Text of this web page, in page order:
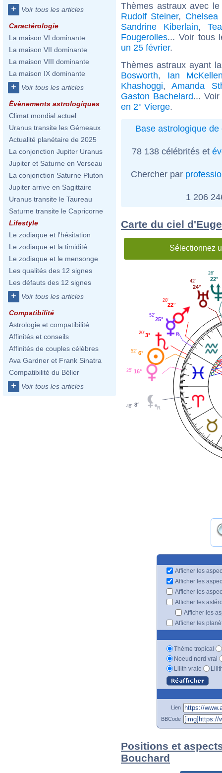
+ Voir tous les articles
Caractérologie
La maison VI dominante
La maison VII dominante
La maison VIII dominante
La maison IX dominante
+ Voir tous les articles
Évènements astrologiques
Climat mondial actuel
Uranus transite les Gémeaux
Actualité planétaire de 2025
La conjonction Jupiter Uranus
Jupiter et Saturne en Verseau
La conjonction Saturne Pluton
Jupiter arrive en Sagittaire
Uranus transite le Taureau
Saturne transite le Capricorne
Lifestyle
Le zodiaque et l'hésitation
Le zodiaque et la timidité
Le zodiaque et le mensonge
Les qualités des 12 signes
Les défauts des 12 signes
+ Voir tous les articles
Compatibilité
Astrologie et compatibilité
Affinités et conseils
Affinités de couples célèbres
Ava Gardner et Frank Sinatra
Compatibilité du Bélier
+ Voir tous les articles
Thèmes astraux avec
Rudolf Steiner, Chelsea
Sandrine Kiberlain,
Fougerolles... Voir tous
un 25 février.
Thèmes astraux ayant
Bosworth, Ian
Khashoggi,Amanda
Gaston Bachelard...
en 2° Vierge.
Base astrologique de
78 138 célébrités et
Chercher par
1 206
Carte du ciel
Sélectionnez
22°
26'
24°
42'
22°
20'
25°
52'
3°
20'
6°
52'
16°
25'
8°
48'
Afficher les
Afficher les
Afficher les
Afficher les
Afficher les
Afficher les
Thème tropical
Noeud nord vrai
Lilith vraie
Lien
BBCode
Positions et
Bouchard